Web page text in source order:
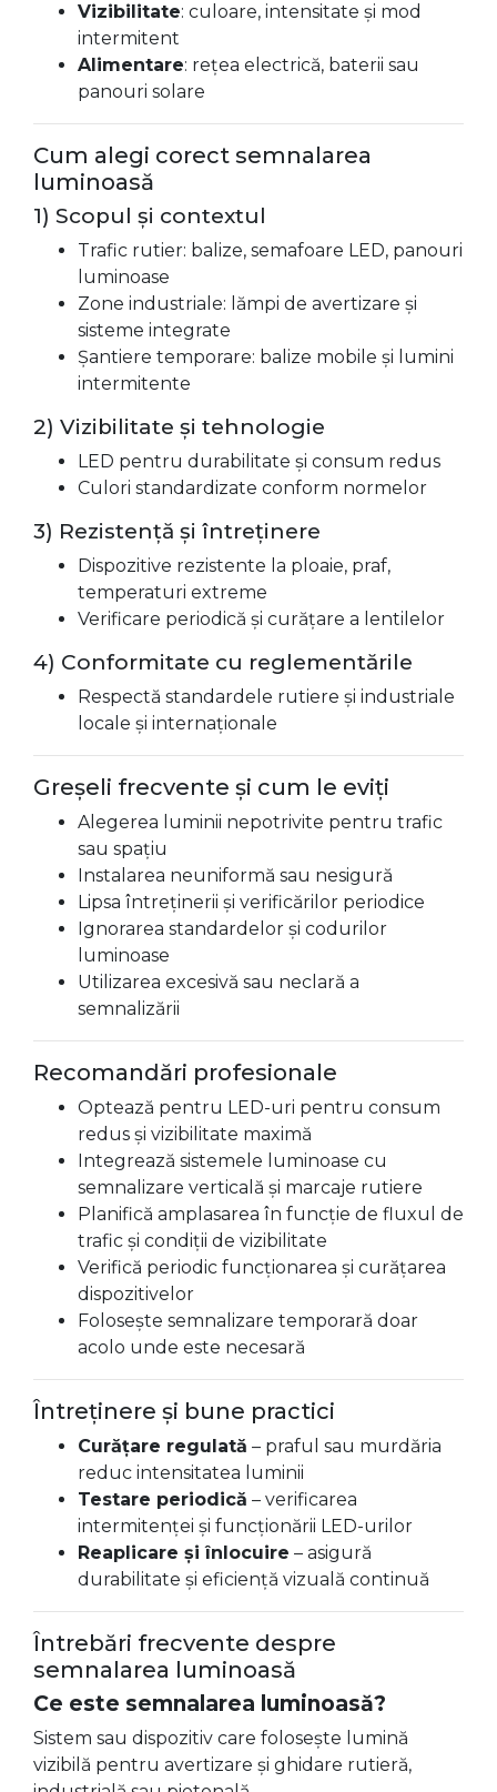
Vizibilitate: culoare, intensitate și mod
intermitent
Alimentare: rețea electrică, baterii sau
panouri solare
Cum alegi corect semnalarea
luminoasă
1) Scopul și contextul
Trafic rutier: balize, semafoare LED, panouri
luminoase
Zone industriale: lămpi de avertizare și
sisteme integrate
Șantiere temporare: balize mobile și lumini
intermitente
2) Vizibilitate și tehnologie
LED pentru durabilitate și consum redus
Culori standardizate conform normelor
3) Rezistență și întreținere
Dispozitive rezistente la ploaie, praf,
temperaturi extreme
Verificare periodică și curățare a lentilelor
4) Conformitate cu reglementările
Respectă standardele rutiere și industriale
locale și internaționale
Greșeli frecvente și cum le eviți
Alegerea luminii nepotrivite pentru trafic
sau spațiu
Instalarea neuniformă sau nesigură
Lipsa întreținerii și verificărilor periodice
Ignorarea standardelor și codurilor
luminoase
Utilizarea excesivă sau neclară a
semnalizării
Recomandări profesionale
Optează pentru LED-uri pentru consum
redus și vizibilitate maximă
Integrează sistemele luminoase cu
semnalizare verticală și marcaje rutiere
Planifică amplasarea în funcție de fluxul de
trafic și condiții de vizibilitate
Verifică periodic funcționarea și curățarea
dispozitivelor
Folosește semnalizare temporară doar
acolo unde este necesară
Întreținere și bune practici
Curățare regulată – praful sau murdăria
reduc intensitatea luminii
Testare periodică – verificarea
intermitenței și funcționării LED-urilor
Reaplicare și înlocuire – asigură
durabilitate și eficiență vizuală continuă
Întrebări frecvente despre
semnalarea luminoasă
Ce este semnalarea luminoasă?
Sistem sau dispozitiv care folosește lumină
vizibilă pentru avertizare și ghidare rutieră,